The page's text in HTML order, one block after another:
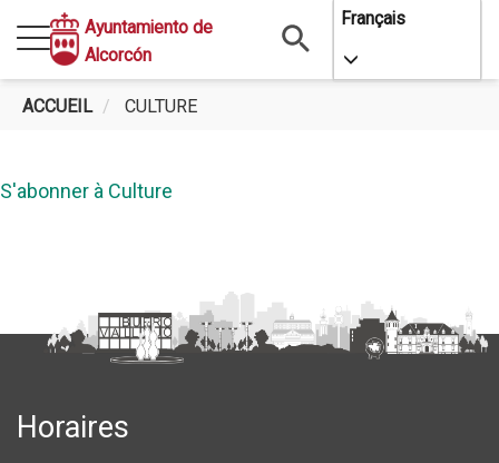
au
contenu
principal
Ayuntamiento de
Alcorcón
Français
Toggle
ACCUEIL CULTURE
S'abonner à Culture
Horaires